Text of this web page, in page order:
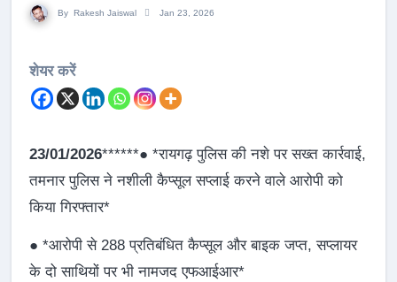
By Rakesh Jaiswal Jan 23, 2026
शेयर करें
23/01/2026******● *रायगढ़ पुलिस की नशे पर सख्त कार्रवाई,
तमनार पुलिस ने नशीली कैप्सूल सप्लाई करने वाले आरोपी को
किया गिरफ्तार*
● *आरोपी से 288 प्रतिबंधित कैप्सूल और बाइक जप्त, सप्लायर
के दो साथियों पर भी नामजद एफआईआर*